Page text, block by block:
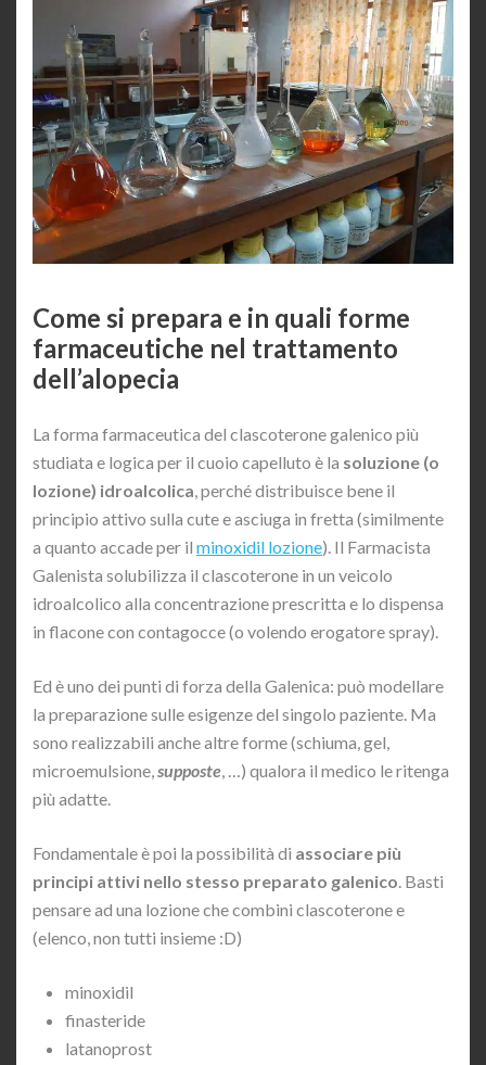
Come si prepara e in quali forme
farmaceutiche nel trattamento
dell’alopecia
La forma farmaceutica del clascoterone galenico più
studiata e logica per il cuoio capelluto è la soluzione (o
lozione) idroalcolica, perché distribuisce bene il
principio attivo sulla cute e asciuga in fretta (similmente
a quanto accade per il minoxidil lozione). Il Farmacista
Galenista solubilizza il clascoterone in un veicolo
idroalcolico alla concentrazione prescritta e lo dispensa
in flacone con contagocce (o volendo erogatore spray).
Ed è uno dei punti di forza della Galenica: può modellare
la preparazione sulle esigenze del singolo paziente. Ma
sono realizzabili anche altre forme (schiuma, gel,
microemulsione,supposte, …) qualora il medico le ritenga
più adatte.
Fondamentale è poi la possibilità di associare più
principi attivi nello stesso preparato galenico. Basti
pensare ad una lozione che combini clascoterone e
(elenco, non tutti insieme :D)
minoxidil
finasteride
latanoprost